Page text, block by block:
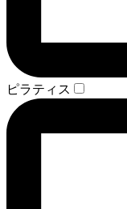
ピラティス